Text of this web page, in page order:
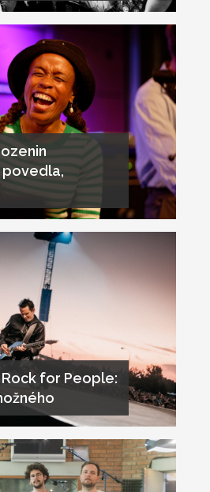
povedla,
for People: